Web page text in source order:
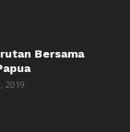
Bersama
2019